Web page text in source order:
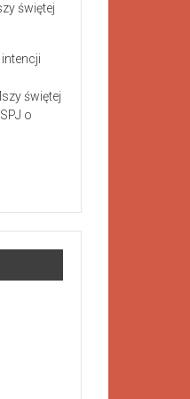
świętej
świętej
o